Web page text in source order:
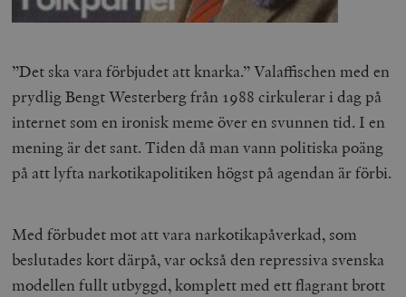
”Det ska vara förbjudet att knarka.” Valaffischen med en
prydlig Bengt Westerberg från 1988 cirkulerar i dag på
internet som en ironisk meme över en svunnen tid. I en
mening är det sant. Tiden då man vann politiska poäng
på att lyfta narkotikapolitiken högst på agendan är förbi.
Med förbudet mot att vara narkotikapåverkad, som
beslutades kort därpå, var också den repressiva svenska
modellen fullt utbyggd, komplett med ett flagrant brott